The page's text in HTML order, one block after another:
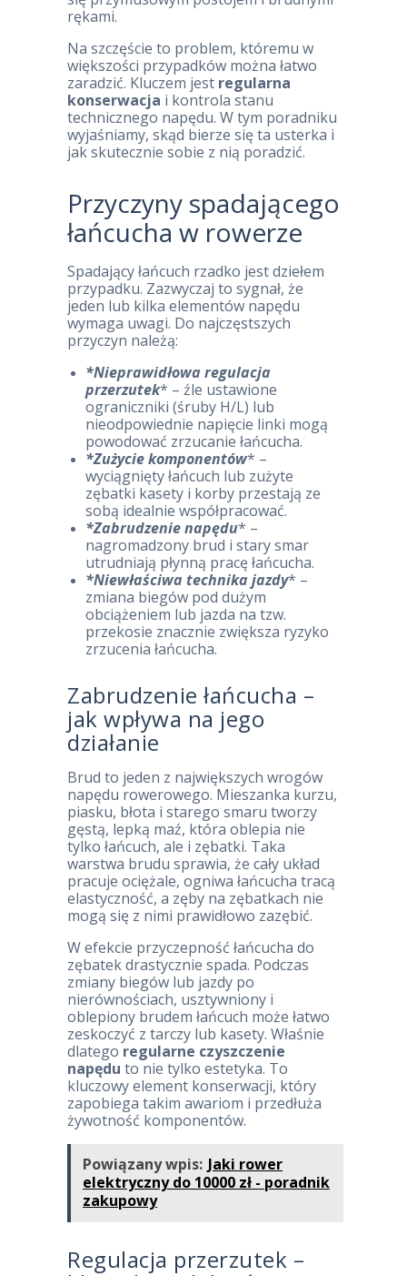
rękami.
Na szczęście to problem, któremu w
większości przypadków można łatwo
zaradzić. Kluczem jest regularna
konserwacja i kontrola stanu
technicznego napędu. W tym poradniku
wyjaśniamy, skąd bierze się ta usterka i
jak skutecznie sobie z nią poradzić.
Przyczyny spadającego
łańcucha w rowerze
Spadający łańcuch rzadko jest dziełem
przypadku. Zazwyczaj to sygnał, że
jeden lub kilka elementów napędu
wymaga uwagi. Do najczęstszych
przyczyn należą:
*Nieprawidłowa regulacja
przerzutek* – źle ustawione
ograniczniki (śruby H/L) lub
nieodpowiednie napięcie linki mogą
powodować zrzucanie łańcucha.
*Zużycie komponentów* –
wyciągnięty łańcuch lub zużyte
zębatki kasety i korby przestają ze
sobą idealnie współpracować.
*Zabrudzenie napędu* –
nagromadzony brud i stary smar
utrudniają płynną pracę łańcucha.
*Niewłaściwa technika jazdy* –
zmiana biegów pod dużym
obciążeniem lub jazda na tzw.
przekosie znacznie zwiększa ryzyko
zrzucenia łańcucha.
Zabrudzenie łańcucha –
jak wpływa na jego
działanie
Brud to jeden z największych wrogów
napędu rowerowego. Mieszanka kurzu,
piasku, błota i starego smaru tworzy
gęstą, lepką maź, która oblepia nie
tylko łańcuch, ale i zębatki. Taka
warstwa brudu sprawia, że cały układ
pracuje ociężale, ogniwa łańcucha tracą
elastyczność, a zęby na zębatkach nie
mogą się z nimi prawidłowo zazębić.
W efekcie przyczepność łańcucha do
zębatek drastycznie spada. Podczas
zmiany biegów lub jazdy po
nierównościach, usztywniony i
oblepiony brudem łańcuch może łatwo
zeskoczyć z tarczy lub kasety. Właśnie
dlatego regularne czyszczenie
napędu to nie tylko estetyka. To
kluczowy element konserwacji, który
zapobiega takim awariom i przedłuża
żywotność komponentów.
Powiązany wpis: Jaki rower
elektryczny do 10000 zł - poradnik
zakupowy
Regulacja przerzutek –